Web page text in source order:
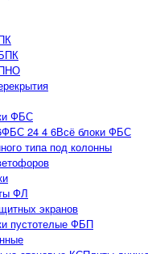
ФБС
ФБС 24 4 6Всё блоки ФБС
типа под колонны
ФЛ
экранов
пустотелые ФБП